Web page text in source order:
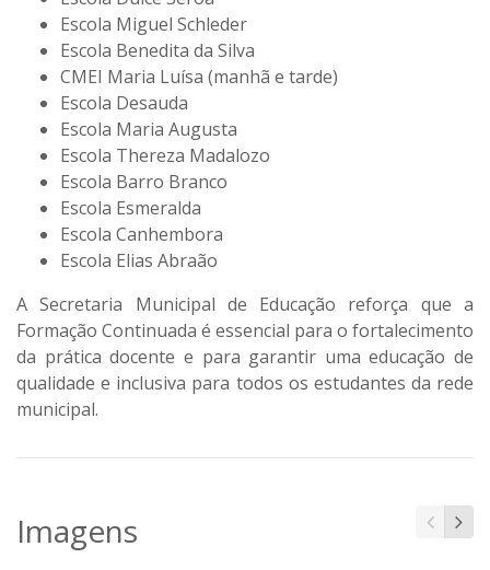
Escola Miguel Schleder
Escola Benedita da Silva
CMEI Maria Luísa (manhã e tarde)
Escola Desauda
Escola Maria Augusta
Escola Thereza Madalozo
Escola Barro Branco
Escola Esmeralda
Escola Canhembora
Escola Elias Abraão
A Secretaria Municipal de Educação reforça que a
Formação Continuada é essencial para o fortalecimento
da prática docente e para garantir uma educação de
qualidade e inclusiva para todos os estudantes da rede
municipal.
Imagens